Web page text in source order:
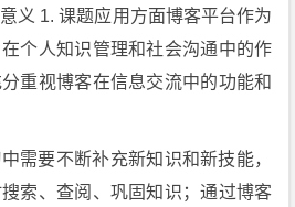
义 1. 课题应用方面博客平台作为
个人知识管理和社会沟通中的作
重视博客在信息交流中的功能和
需要不断补充新知识和新技能，
索、查阅、巩固知识；通过博客